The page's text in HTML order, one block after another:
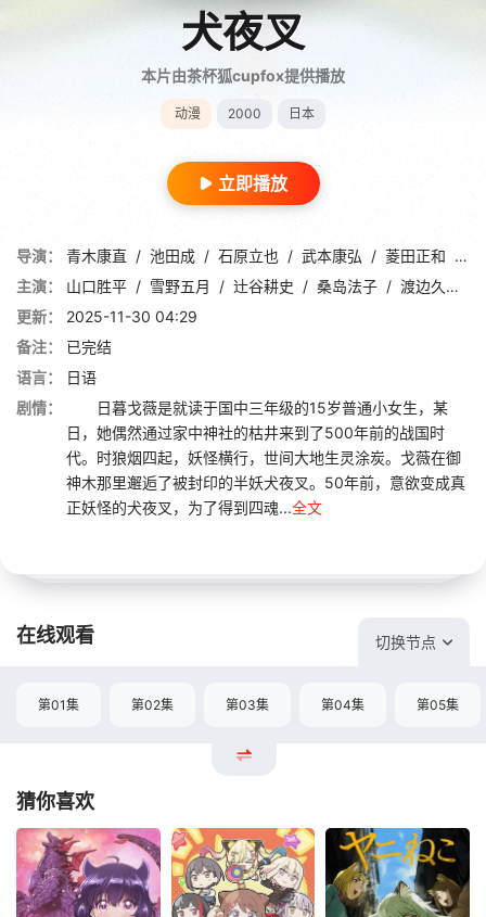
犬夜叉
本片由茶杯狐cupfox提供播放
动漫 2000 日本
立即播放
导演： 青木康直 / 池田成 / 石原立也 / 武本康弘 / 菱田正和 /
主演：
山口胜平 / 雪野五月 / 辻谷耕史 / 桑岛法子 / 渡边久美子
更新：
2025-11-30 04:29
备注：
已完结
语言：
日语
剧情：
日暮戈薇是就读于国中三年级的15岁普通小女生，某
日，她偶然通过家中神社的枯井来到了500年前的战国时
代。时狼烟四起，妖怪横行，世间大地生灵涂炭。戈薇在御
神木那里邂逅了被封印的半妖犬夜叉。50年前，意欲变成真
正妖怪的犬夜叉，为了得到四魂...全文
在线观看 切换节点
第01集 第02集 第03集 第04集 第05集
猜你喜欢